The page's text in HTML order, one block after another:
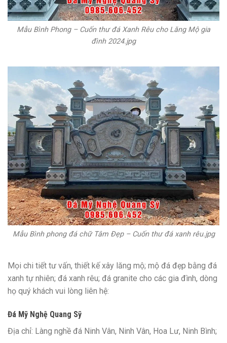
Mẫu Bình Phong – Cuốn thư đá Xanh Rêu cho Lăng Mộ gia
đình 2024.jpg
Mẫu Bình phong đá chữ Tâm Đẹp – Cuốn thư đá xanh rêu.jpg
Mọi chi tiết tư vấn, thiết kế xây lăng mộ; mộ đá đẹp bằng đá
xanh tự nhiên; đá xanh rêu; đá granite cho các gia đình, dòng
họ quý khách vui lòng liên hệ:
Đá Mỹ Nghệ Quang Sỹ
Địa chỉ: Làng nghề đá Ninh Vân, Ninh Vân, Hoa Lư, Ninh Bình;